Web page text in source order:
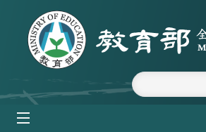
跳到主要內容區塊